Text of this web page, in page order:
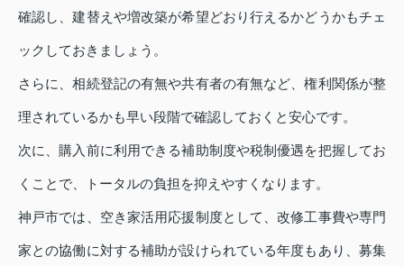
確認し、建替えや増改築が希望どおり行えるかどうかもチェ
ックしておきましょう。
さらに、相続登記の有無や共有者の有無など、権利関係が整
理されているかも早い段階で確認しておくと安心です。
次に、購入前に利用できる補助制度や税制優遇を把握してお
くことで、トータルの負担を抑えやすくなります。
神戸市では、空き家活用応援制度として、改修工事費や専門
家との協働に対する補助が設けられている年度もあり、募集